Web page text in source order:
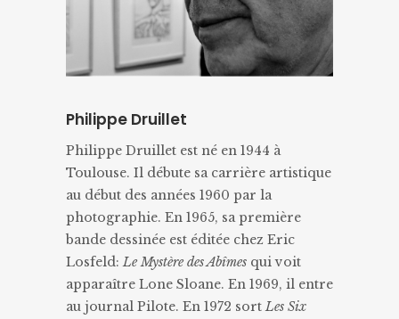
Philippe Druillet
Philippe Druillet est né en 1944 à
Toulouse. Il débute sa carrière artistique
au début des années 1960 par la
photographie. En 1965, sa première
bande dessinée est éditée chez Eric
Losfeld: Le Mystère des Abîmes qui voit
apparaître Lone Sloane. En 1969, il entre
au journal Pilote. En 1972 sort Les Six